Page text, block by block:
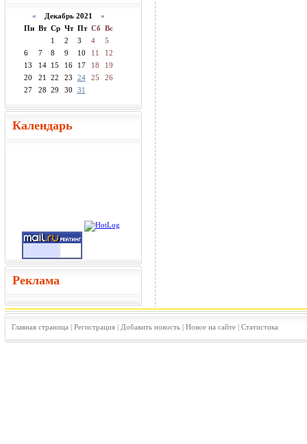
« Декабрь 2021 »
Пн Вт Ср Чт Пт Сб Вс
1
2 3 4
5
6
7 8 9 10 11
12
13
14 15 16 17 18
19
20
21 22 23 24 25
26
27
28 29 30 31
Календарь
Реклама
Главная страница | Регистрация| Добавить новость| Новое на сайте| Статистика